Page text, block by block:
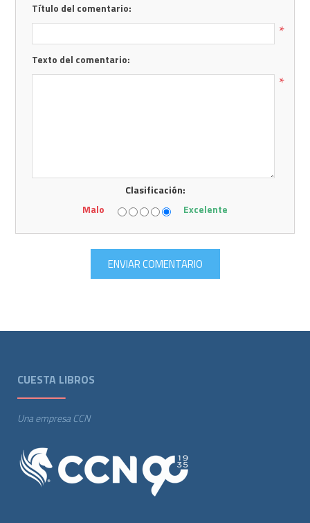
Título del comentario:
*
Texto del comentario:
*
Clasificación:
Malo
Excelente
CUESTA LIBROS
Una empresa CCN